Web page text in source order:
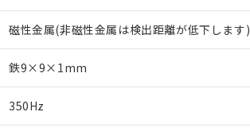
磁性金属(非磁性金属は検出距離が低下します)
鉄9×9×1mm
350Hz